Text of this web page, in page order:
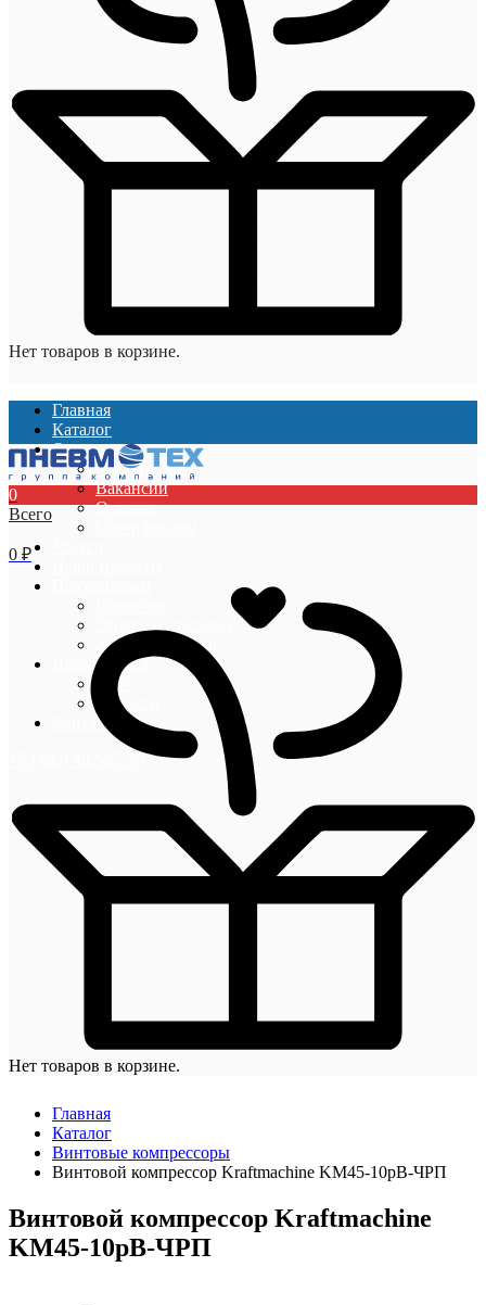
Нет товаров в корзине.
Главная
Каталог
О компании
О компании
Вакансии
Отзывы
Акции и скидки
Информация
Блог
Новости
Контакты
0
Всего
0 ₽
Нет товаров в корзине.
Главная
Каталог
Винтовые компрессоры
Винтовой компрессор Kraftmaсhine KM45-10рВ-ЧРП
Винтовой компрессор Kraftmaсhine
KM45-10рВ-ЧРП